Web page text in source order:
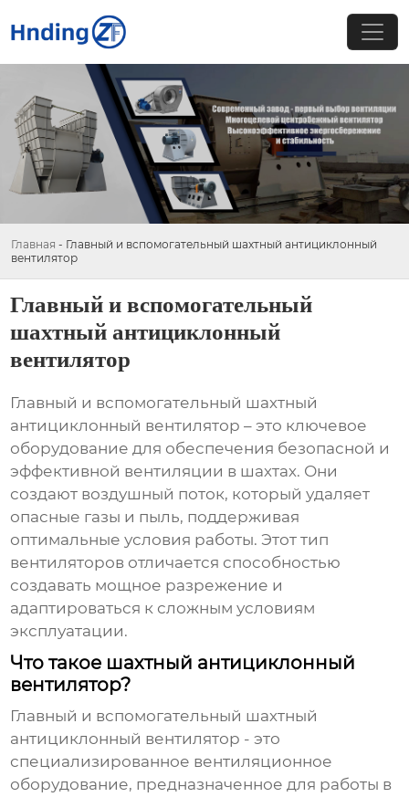
Главная - Главный и вспомогательный шахтный антициклонный
вентилятор
Главный и вспомогательный
шахтный антициклонный
вентилятор
Главный и вспомогательный шахтный
антициклонный вентилятор – это ключевое
оборудование для обеспечения безопасной и
эффективной вентиляции в шахтах. Они
создают воздушный поток, который удаляет
опасные газы и пыль, поддерживая
оптимальные условия работы. Этот тип
вентиляторов отличается способностью
создавать мощное разрежение и
адаптироваться к сложным условиям
эксплуатации.
Что такое шахтный антициклонный
вентилятор?
Главный и вспомогательный шахтный
антициклонный вентилятор - это
специализированное вентиляционное
оборудование, предназначенное для работы в